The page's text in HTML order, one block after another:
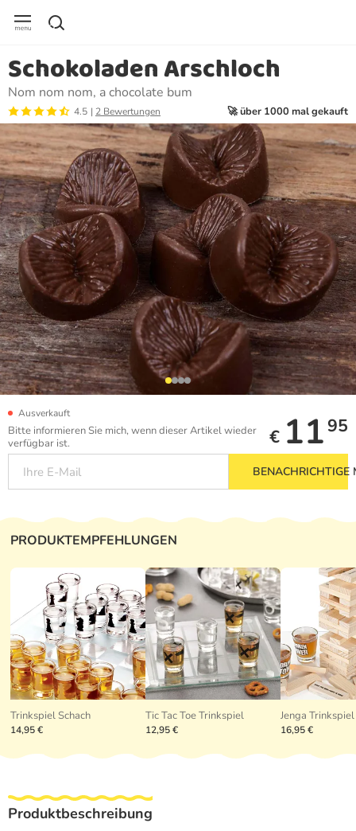
PRODUKTEMPFEHLUNGEN
Trinkspiel Schach
14,95 €
Tic Tac Toe Trinkspiel
12,95 €
Jenga Trinkspiel
16,95 €
Schokoladen Arschloch
Nom nom nom, a chocolate bum
4.5 2 Bewertungen 🚀 über 1000 mal gekauft
Ausverkauft
€ 11 95
Bitte informieren Sie mich, wenn dieser Artikel wieder
verfügbar ist.
BENACHRICHTIGE
Produktbeschreibung